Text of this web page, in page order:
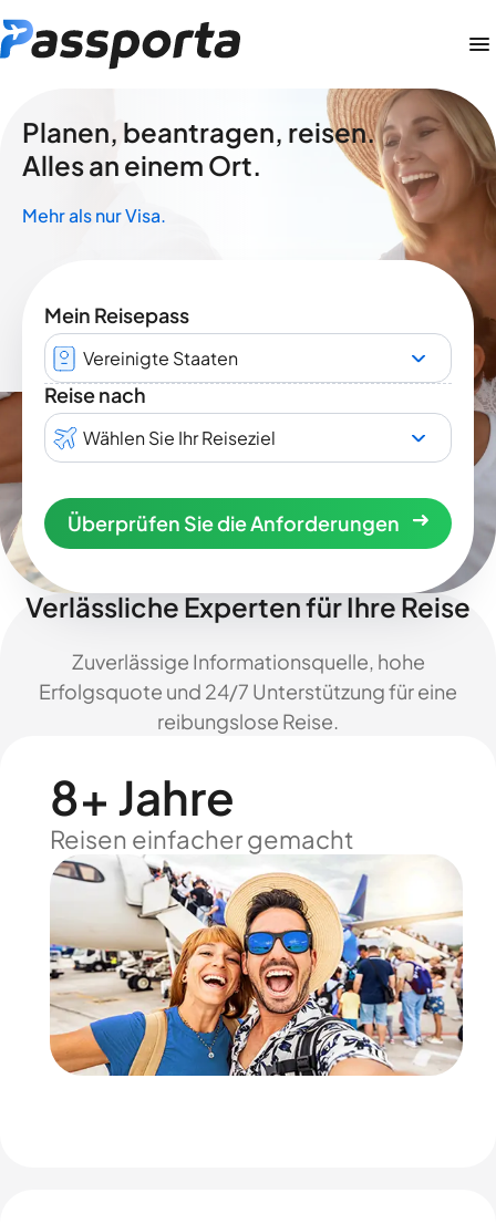
Planen, beantragen, reisen.
Alles an einem Ort.
Mehr als nur Visa.
Mein Reisepass
Vereinigte Staaten
Reise nach
Wählen Sie Ihr Reiseziel
Überprüfen Sie die Anforderungen
Verlässliche Experten für Ihre Reise
Zuverlässige Informationsquelle, hohe
Erfolgsquote und 24/7 Unterstützung für eine
reibungslose Reise.
8+ Jahre
Reisen einfacher gemacht